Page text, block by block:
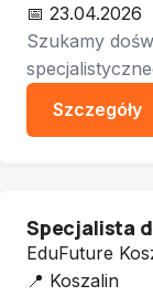
📅 23.04.2026
Szukamy
Szczegóły
Specjalista
EduFuture
📍 Koszalin